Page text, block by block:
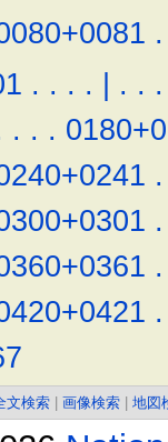
.
. . . . | . . .
. . .
.
.
.
.
文検索 画像検索 地図